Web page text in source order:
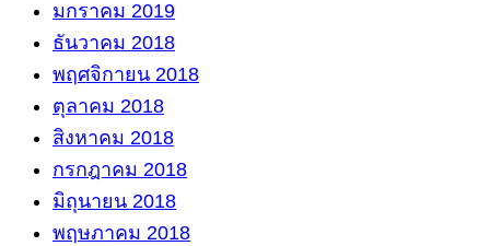
มกราคม 2019
ธันวาคม 2018
พฤศจิกายน 2018
ตุลาคม 2018
สิงหาคม 2018
กรกฎาคม 2018
มิถุนายน 2018
พฤษภาคม 2018